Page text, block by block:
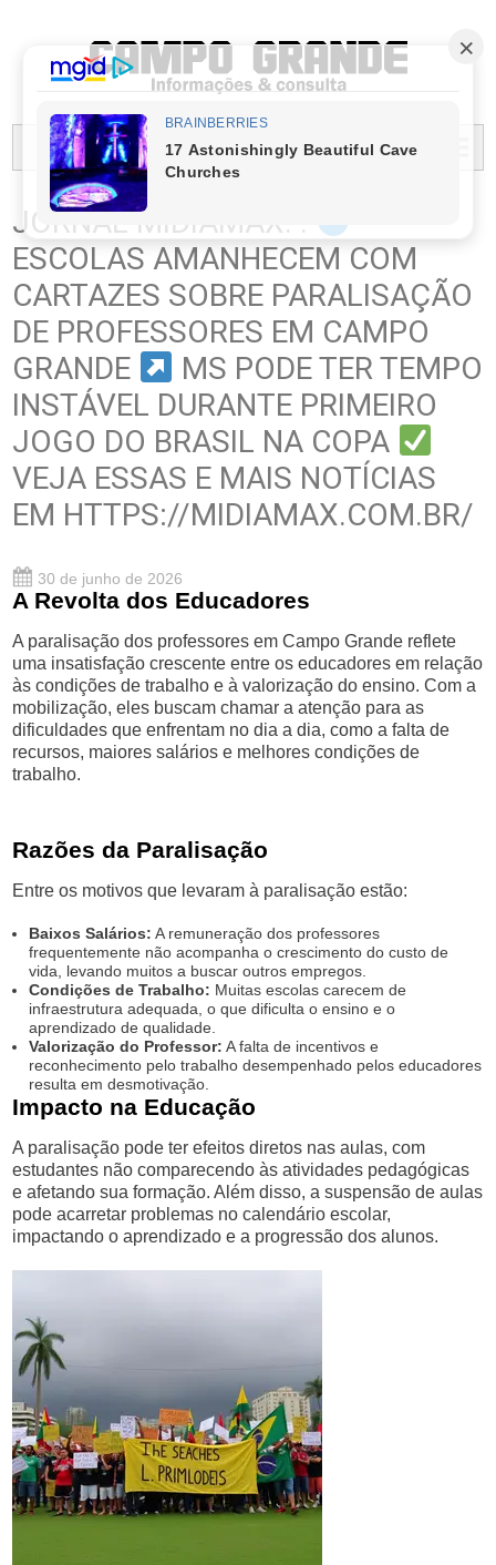
MENU...
JORNAL MIDIAMAX. .
ESCOLAS AMANHECEM COM
CARTAZES SOBRE PARALISAÇÃO
DE PROFESSORES EM CAMPO
GRANDE
MS PODE TER TEMPO
INSTÁVEL DURANTE PRIMEIRO
JOGO DO BRASIL NA COPA
VEJA ESSAS E MAIS NOTÍCIAS
EM HTTPS://MIDIAMAX.COM.BR/
30 de junho de 2026
A Revolta dos Educadores
A paralisação dos professores em Campo Grande reflete
uma insatisfação crescente entre os educadores em relação
às condições de trabalho e à valorização do ensino. Com a
mobilização, eles buscam chamar a atenção para as
dificuldades que enfrentam no dia a dia, como a falta de
recursos, maiores salários e melhores condições de
trabalho.
Razões da Paralisação
Entre os motivos que levaram à paralisação estão:
Baixos Salários: A remuneração dos professores
frequentemente não acompanha o crescimento do custo de
vida, levando muitos a buscar outros empregos.
Condições de Trabalho: Muitas escolas carecem de
infraestrutura adequada, o que dificulta o ensino e o
aprendizado de qualidade.
Valorização do Professor: A falta de incentivos e
reconhecimento pelo trabalho desempenhado pelos educadores
resulta em desmotivação.
Impacto na Educação
A paralisação pode ter efeitos diretos nas aulas, com
estudantes não comparecendo às atividades pedagógicas
e afetando sua formação. Além disso, a suspensão de aulas
pode acarretar problemas no calendário escolar,
impactando o aprendizado e a progressão dos alunos.